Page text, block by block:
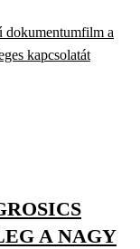
dokumentumfilm a
kapcsolatát
A NAGY